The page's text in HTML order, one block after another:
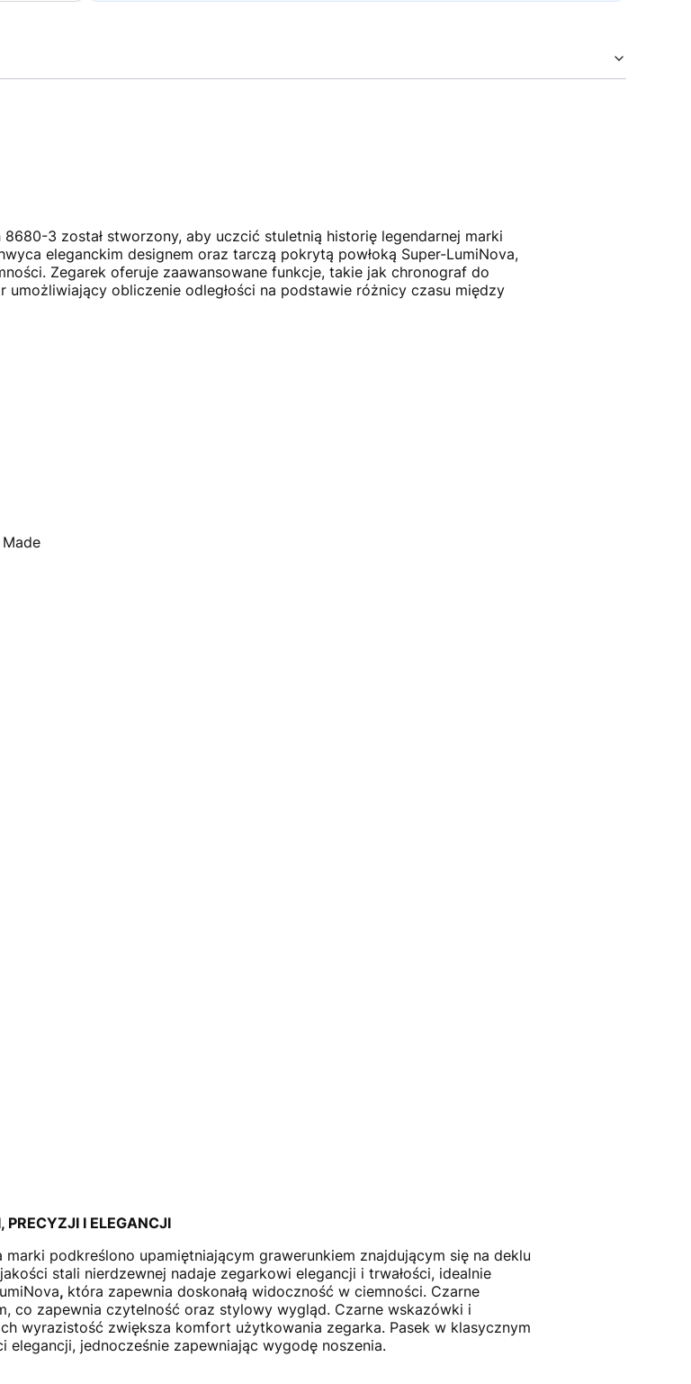
3 został stworzony, aby uczcić stuletnią historię legendarnej marki
eleganckim designem oraz tarczą pokrytą powłoką Super-LumiNova,
Zegarek oferuje zaawansowane funkcje, takie jak chronograf do
umożliwiający obliczenie odległości na podstawie różnicy czasu między
I ELEGANCJI
podkreślono upamiętniającym grawerunkiem znajdującym się na deklu
stali nierdzewnej nadaje zegarkowi elegancji i trwałości, idealnie
, która zapewnia doskonałą widoczność w ciemności. Czarne
co zapewnia czytelność oraz stylowy wygląd. Czarne wskazówki i
wyrazistość zwiększa komfort użytkowania zegarka. Pasek w klasycznym
elegancji, jednocześnie zapewniając wygodę noszenia.